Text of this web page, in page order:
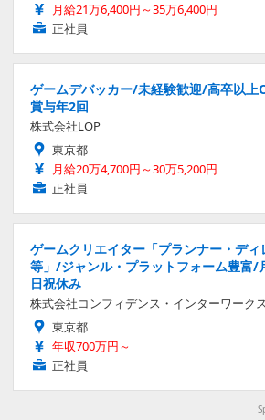
月給21万6,400円～35万6,400円
正社員
ゲームデバッカー/未経験歓迎/高卒以
賞与年2回
株式会社LOP
東京都
月給20万4,700円～30万5,200円
正社員
ゲームクリエイター「プランナー・デ
等」/ジャンル・プラットフォーム豊富/
日祝休み
株式会社コンフィデンス・インターワーク
東京都
年収700万円～
正社員